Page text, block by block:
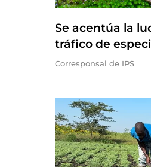
Se acentúa la
tráfico de
Corresponsal de IPS